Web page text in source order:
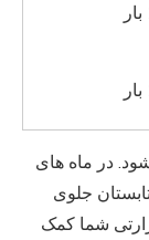
در ماه های
جلوی
شما کمک